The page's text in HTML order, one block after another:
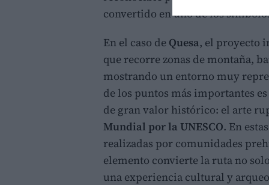
convertido en uno de los
En el caso de Quesa, el proyecto
que recorre zonas de montaña,
mostrando un entorno muy
de los puntos más importantes
de gran valor histórico: el arte
Mundial por la UNESCO. En
realizadas por comunidades
elemento convierte la ruta no
una experiencia cultural y